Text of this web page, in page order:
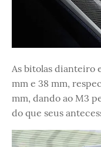
As bitolas dianteiro
mm e 38 mm,
mm, dando ao M3
do que seus